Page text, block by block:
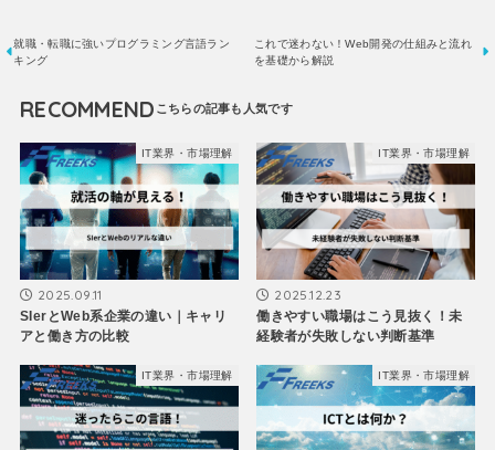
就職・転職に強いプログラミング言語ラン
キング
これで迷わない！Web開発の仕組みと流れ
を基礎から解説
RECOMMEND
IT業界・市場理解
2025.09.11
SIerとWeb系企業の違い｜キャリ
アと働き方の比較
IT業界・市場理解
2025.12.23
働きやすい職場はこう見抜く！未
経験者が失敗しない判断基準
IT業界・市場理解 IT業界・市場理解